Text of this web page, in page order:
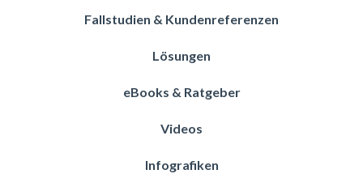
Fallstudien & Kundenreferenzen
Lösungen
eBooks & Ratgeber
Videos
Infografiken